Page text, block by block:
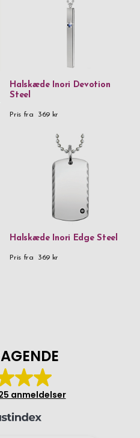
Halskæde Inori Devotion
Steel
Pris fra 369 kr
Halskæde Inori Edge Steel
Pris fra 369 kr